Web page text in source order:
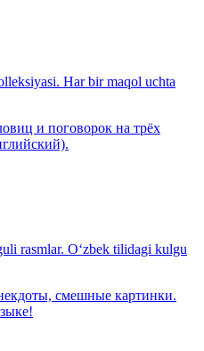
Har bir maqol uchta
и поговорок на трёх
rasmlar. O‘zbek tilidagi kulgu
смешные картинки.